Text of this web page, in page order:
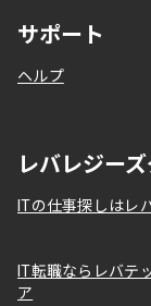
サポート
ヘルプ
レバレジー
ITの仕事探しはレ
IT転職ならレバテ
ア